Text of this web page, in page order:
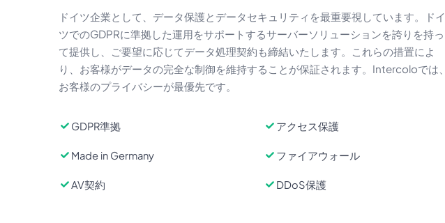
ドイツ企業として、データ保護とデータセキュリティを最重要視しています。ドイ
ツでのGDPRに準拠した運用をサポートするサーバーソリューションを誇りを持っ
て提供し、ご要望に応じてデータ処理契約も締結いたします。これらの措置によ
り、お客様がデータの完全な制御を維持することが保証されます。Intercoloでは、
お客様のプライバシーが最優先です。
GDPR準拠
Made in Germany
AV契約
アクセス保護
ファイアウォール
DDoS保護